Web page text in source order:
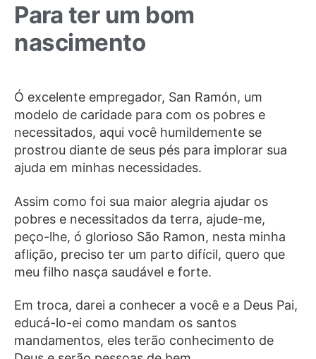
Para ter um bom
nascimento
Ó excelente empregador, San Ramón, um
modelo de caridade para com os pobres e
necessitados, aqui você humildemente se
prostrou diante de seus pés para implorar sua
ajuda em minhas necessidades.
Assim como foi sua maior alegria ajudar os
pobres e necessitados da terra, ajude-me,
peço-lhe, ó glorioso São Ramon, nesta minha
aflição, preciso ter um parto difícil, quero que
meu filho nasça saudável e forte.
Em troca, darei a conhecer a você e a Deus Pai,
educá-lo-ei como mandam os santos
mandamentos, eles terão conhecimento de